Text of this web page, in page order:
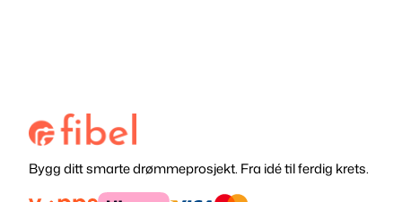
Bygg ditt smarte drømmeprosjekt. Fra idé til ferdig krets.